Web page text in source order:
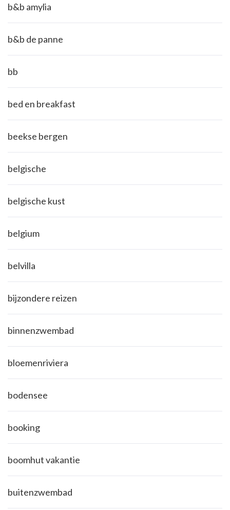
b&b amylia
b&b de panne
bb
bed en breakfast
beekse bergen
belgische
belgische kust
belgium
belvilla
bijzondere reizen
binnenzwembad
bloemenriviera
bodensee
booking
boomhut vakantie
buitenzwembad